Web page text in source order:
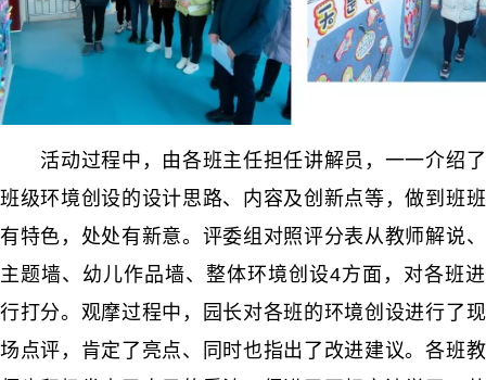
活动过程中，由各班主任担任讲解员，一一介绍了
班级环境创设的设计思路、内容及创新点等，做到班班
有特色，处处有新意。评委组对照评分表从教师解说、
主题墙、幼儿作品墙、整体环境创设4方面，对各班进
行打分。观摩过程中，园长对各班的环境创设进行了现
场点评，肯定了亮点、同时也指出了改进建议。各班教